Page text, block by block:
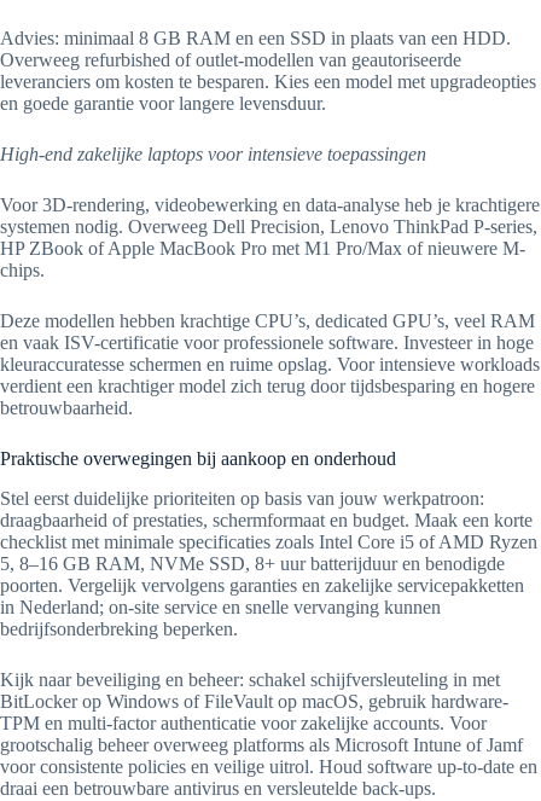
Advies: minimaal 8 GB RAM en een SSD in plaats van een HDD.
Overweeg refurbished of outlet-modellen van geautoriseerde
leveranciers om kosten te besparen. Kies een model met upgradeopties
en goede garantie voor langere levensduur.
High-end zakelijke laptops voor intensieve toepassingen
Voor 3D-rendering, videobewerking en data-analyse heb je krachtigere
systemen nodig. Overweeg Dell Precision, Lenovo ThinkPad P-series,
HP ZBook of Apple MacBook Pro met M1 Pro/Max of nieuwere M-
chips.
Deze modellen hebben krachtige CPU’s, dedicated GPU’s, veel RAM
en vaak ISV-certificatie voor professionele software. Investeer in hoge
kleuraccuratesse schermen en ruime opslag. Voor intensieve workloads
verdient een krachtiger model zich terug door tijdsbesparing en hogere
betrouwbaarheid.
Praktische overwegingen bij aankoop en onderhoud
Stel eerst duidelijke prioriteiten op basis van jouw werkpatroon:
draagbaarheid of prestaties, schermformaat en budget. Maak een korte
checklist met minimale specificaties zoals Intel Core i5 of AMD Ryzen
5, 8–16 GB RAM, NVMe SSD, 8+ uur batterijduur en benodigde
poorten. Vergelijk vervolgens garanties en zakelijke servicepakketten
in Nederland; on-site service en snelle vervanging kunnen
bedrijfsonderbreking beperken.
Kijk naar beveiliging en beheer: schakel schijfversleuteling in met
BitLocker op Windows of FileVault op macOS, gebruik hardware-
TPM en multi-factor authenticatie voor zakelijke accounts. Voor
grootschalig beheer overweeg platforms als Microsoft Intune of Jamf
voor consistente policies en veilige uitrol. Houd software up-to-date en
draai een betrouwbare antivirus en versleutelde back-ups.